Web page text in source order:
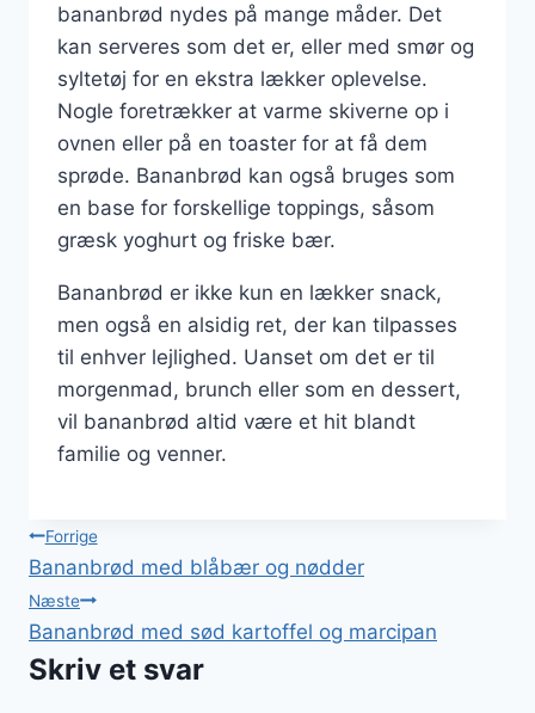
bananbrød nydes på mange måder. Det
kan serveres som det er, eller med smør og
syltetøj for en ekstra lækker oplevelse.
Nogle foretrækker at varme skiverne op i
ovnen eller på en toaster for at få dem
sprøde. Bananbrød kan også bruges som
en base for forskellige toppings, såsom
græsk yoghurt og friske bær.
Bananbrød er ikke kun en lækker snack,
men også en alsidig ret, der kan tilpasses
til enhver lejlighed. Uanset om det er til
morgenmad, brunch eller som en dessert,
vil bananbrød altid være et hit blandt
familie og venner.
Indlægsnavigation
Forrige
Bananbrød med blåbær og nødder
Næste
Bananbrød med sød kartoffel og marcipan
Skriv et svar